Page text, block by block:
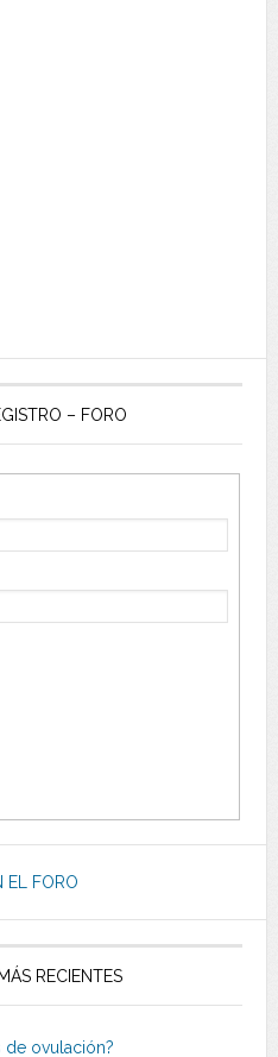
– FORO
EL FORO
RECIENTES
de ovulación?